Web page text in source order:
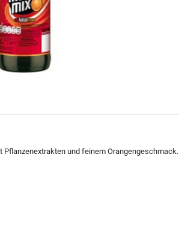
und feinem Orangengeschmack.